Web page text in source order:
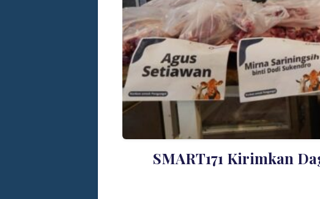
SMART171 Kirimkan